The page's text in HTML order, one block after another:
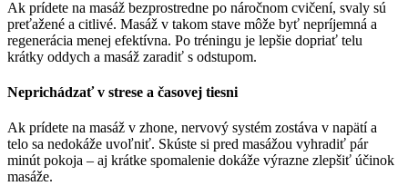
Ak prídete na masáž bezprostredne po náročnom cvičení, svaly sú
preťažené a citlivé. Masáž v takom stave môže byť nepríjemná a
regenerácia menej efektívna. Po tréningu je lepšie dopriať telu
krátky oddych a masáž zaradiť s odstupom.
Neprichádzať v strese a časovej tiesni
Ak prídete na masáž v zhone, nervový systém zostáva v napätí a
telo sa nedokáže uvoľniť. Skúste si pred masážou vyhradiť pár
minút pokoja – aj krátke spomalenie dokáže výrazne zlepšiť účinok
masáže.